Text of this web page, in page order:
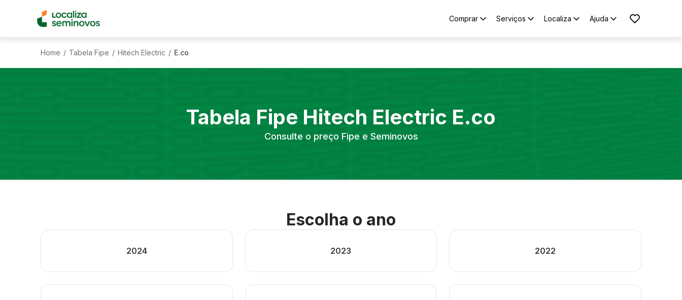
Comprar Serviços Localiza Ajuda
Home / Tabela Fipe / Hitech Electric / E.co
Tabela Fipe Hitech Electric E.co
Consulte o preço Fipe e Seminovos
Escolha o ano
2024 2023 2022